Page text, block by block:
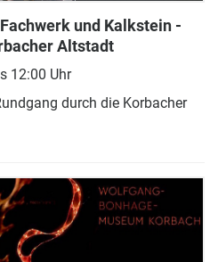
und Kalkstein -
Altstadt
12:00 Uhr
durch die Korbacher